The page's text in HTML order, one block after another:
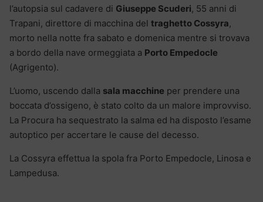
l’autopsia sul cadavere di Giuseppe Scuderi, 55 anni di
Trapani, direttore di macchina del traghetto Cossyra,
morto nella notte fra sabato e domenica mentre si trovava
a bordo della nave ormeggiata a Porto Empedocle
(Agrigento).
L’uomo, uscendo dalla sala macchine per prendere una
boccata d’ossigeno, è stato colto da un malore improvviso.
La Procura ha sequestrato la salma ed ha disposto l’esame
autoptico per accertare le cause del decesso.
La Cossyra effettua la spola fra Porto Empedocle, Linosa e
Lampedusa.